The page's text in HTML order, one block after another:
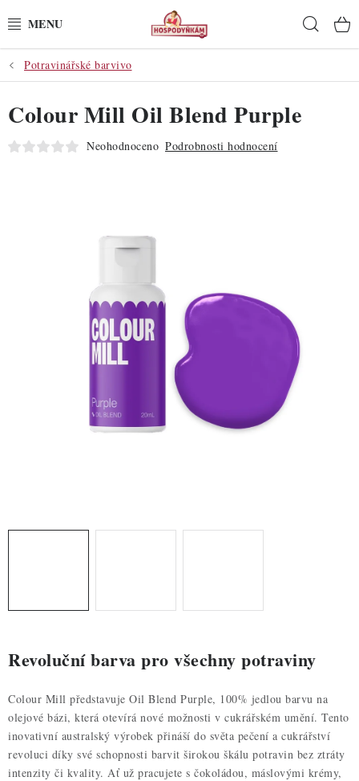
na
POTŘEBY
POMŮCKY
SUROVINY
ZDRAVÉ PEČENÍ
DÁRKOVÉ POUKAZY
NOVÉ ZBOŽÍ
Nepřevzetí zásilky na dobírku
Obchodní podmínky
Podmínky ochrany osobních údajů
Potravinářské barvivo
Revoluční barva pro všechny potraviny
Colour Mill představuje Oil Blend Purple, 100% jedlou barvu na
olejové bázi, která otevírá nové možnosti v cukrářském umění. Tento
inovativní australský výrobek přináší do světa pečení a cukrářství
revoluci díky své schopnosti barvit širokou škálu potravin bez ztráty
intenzity či kvality. Ať už pracujete s čokoládou, máslovými krémy,
Colour Mill Oil Blend Purple
Neohodnoceno Podrobnosti hodnocení